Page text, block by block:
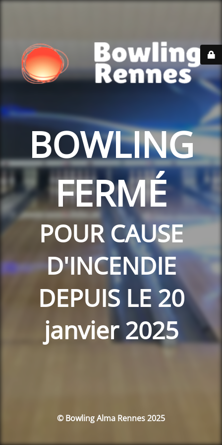
BOWLING
FERMÉ
POUR CAUSE
D'INCENDIE
DEPUIS LE 20
janvier 2025
© Bowling Alma Rennes 2025